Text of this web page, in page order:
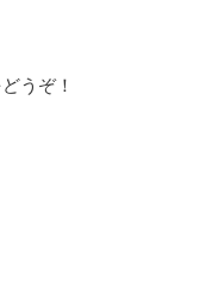
うぞ！